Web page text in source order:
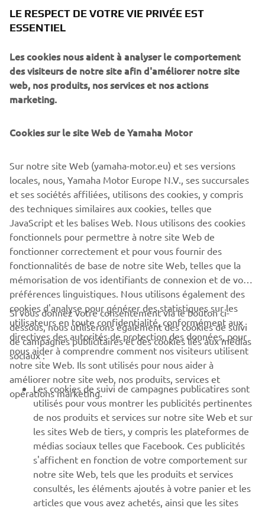
Les clients possesseurs de ces machines ont été prévenus
dans les meilleurs délais avec leur concessionnaire
Yamaha afin de faire procéder gratuitement à cette
intervention.
CONCESSIONNAIRE
CORPORATE
PROS & B2B
PLUS YAMAHA
SUPPORT
NEWSLETTER
Découvrez en exclusivité les dernières offres, les événements
LE RESPECT DE VOTRE VIE PRIVÉE EST
ESSENTIEL
Les cookies nous aident à analyser le comportement
des visiteurs de notre site afin d'améliorer notre site
web, nos produits, nos services et nos actions
marketing.
Cookies sur le site Web de Yamaha Motor
Sur notre site Web (yamaha-motor.eu) et ses versions
locales, nous, Yamaha Motor Europe N.V., ses succursales
et ses sociétés affiliées, utilisons des cookies, y compris
des techniques similaires aux cookies, telles que
JavaScript et les balises Web. Nous utilisons des cookies
fonctionnels pour permettre à notre site Web de
fonctionner correctement et pour vous fournir des
fonctionnalités de base de notre site Web, telles que la
mémorisation de vos identifiants de connexion et de vos
préférences linguistiques. Nous utilisons également des
cookies d'analyse pour générer des statistiques sur les
utilisateurs en toute confidentialité, conformément aux
directives des autorités de protection des données, pour
nous aider à comprendre comment nos visiteurs utilisent
notre site Web. Ils sont utilisés pour nous aider à
améliorer notre site web, nos produits, services et
opérations marketing.
Si vous donnez votre consentement via le bouton ci-
dessous, nous utiliserons également des cookies de suivi
de campagnes publicitaires et des cookies liés aux médias
sociaux :
Les cookies de suivi de campagnes publicatires sont
utilisés pour vous montrer les publicités pertinentes
de nos produits et services sur notre site Web et sur
les sites Web de tiers, y compris les plateformes de
médias sociaux telles que Facebook. Ces publicités
s'affichent en fonction de votre comportement sur
notre site Web, tels que les produits et services
consultés, les éléments ajoutés à votre panier et les
articles que vous avez achetés, ainsi que les sites